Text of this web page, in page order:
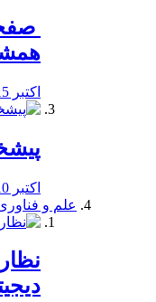
اکتبر 15, 2019
اکتبر 10, 2019
علم و